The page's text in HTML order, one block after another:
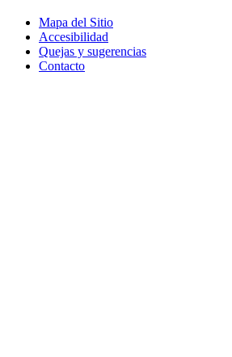
Mapa del Sitio
Accesibilidad
Quejas y sugerencias
Contacto